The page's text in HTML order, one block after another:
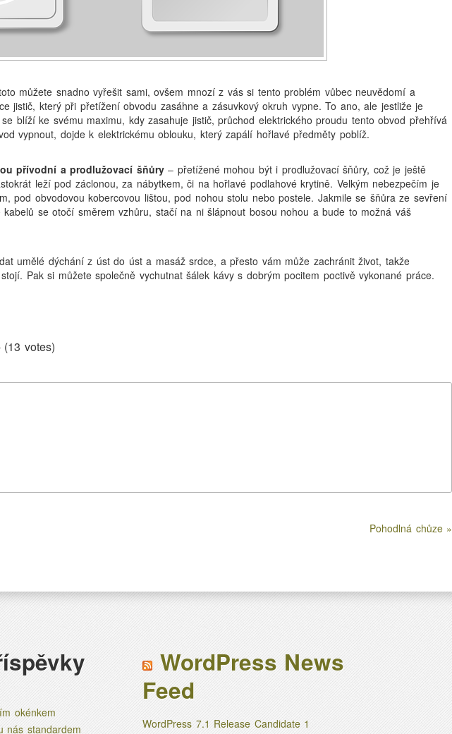
můžete snadno vyřešit sami, ovšem mnozí z vás si tento problém vůbec neuvědomí a
jistič, který při přetížení obvodu zasáhne a zásuvkový okruh vypne. To ano, ale jestliže je
blíží ke svému maximu, kdy zasahuje jistič, průchod elektrického proudu tento obvod přehřívá
vypnout, dojde k elektrickému oblouku, který zapálí hořlavé předměty poblíž.
přívodní a prodlužovací šňůry– přetížené mohou být i prodlužovací šňůry, což je ještě
leží pod záclonou, za nábytkem, či na hořlavé podlahové krytině. Velkým nebezpečím je
pod obvodovou kobercovou lištou, pod nohou stolu nebo postele. Jakmile se šňůra ze sevření
kabelů se otočí směrem vzhůru, stačí na ni šlápnout bosou nohou a bude to možná váš
umělé dýchání z úst do úst a masáž srdce, a přesto vám může zachránit život, takže
Pak si můžete společně vychutnat šálek kávy s dobrým pocitem poctivě vykonané práce.
(13 votes)
Pohodlná chůze »
okénkem
nás standardem
WordPress News
Feed
WordPress 7.1 Release Candidate 1